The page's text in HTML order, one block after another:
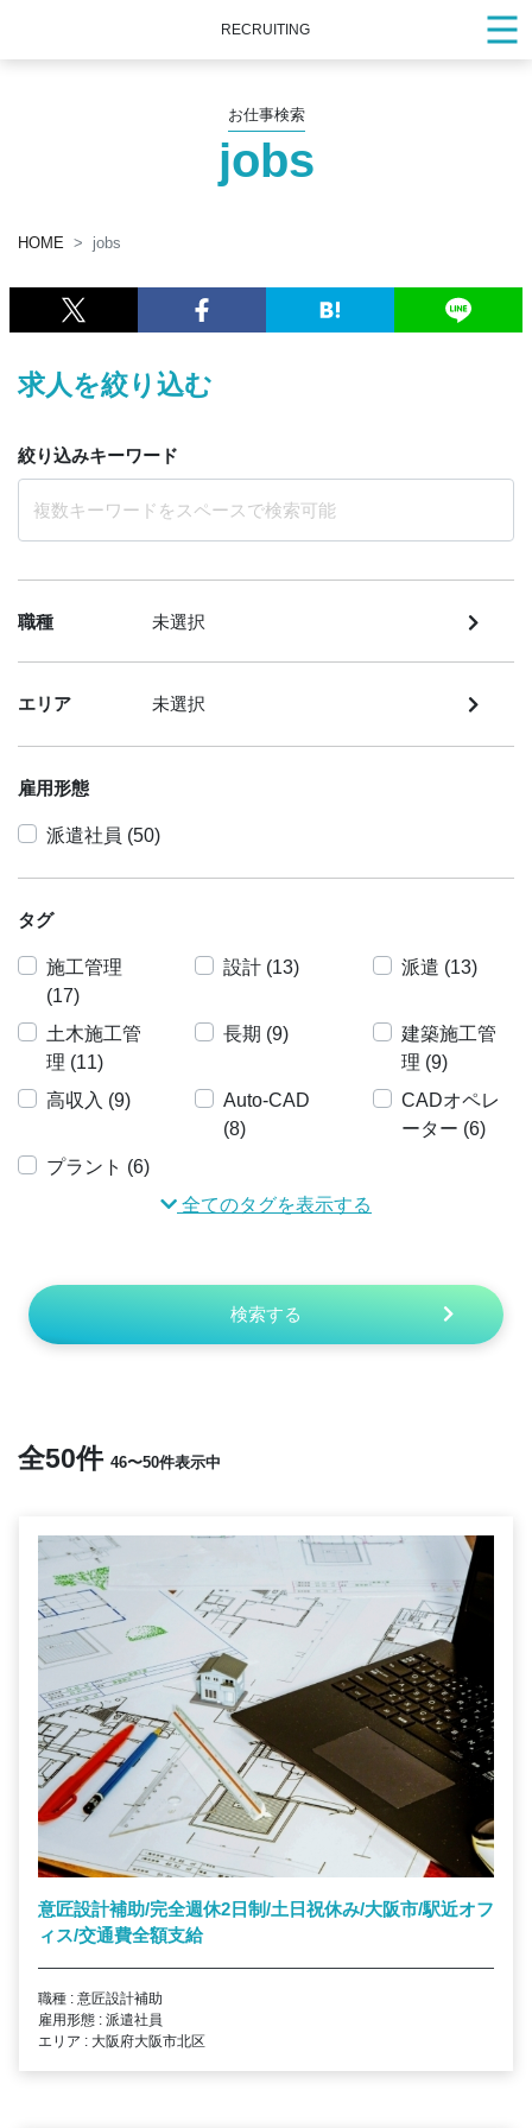
RECRUITING
お仕事検索
jobs
HOME jobs
求人を絞り込む
絞り込みキーワード
職種 未選択
エリア 未選択
雇用形態
派遣社員 (50)
タグ
施工管理
(17)
設計 (13) 派遣 (13)
土木施工管
理 (11)
長期 (9)
建築施工管
理 (9)
高収入 (9)
Auto-CAD
(8)
CADオペレ
ーター (6)
プラント (6)
全てのタグを表示する
検索する
全50件 46〜50件表示中
意匠設計補助/完全週休2日制/土日祝休み/大阪市/駅近オフ
ィス/交通費全額支給
職種 : 意匠設計補助
雇用形態 : 派遣社員
エリア : 大阪府大阪市北区